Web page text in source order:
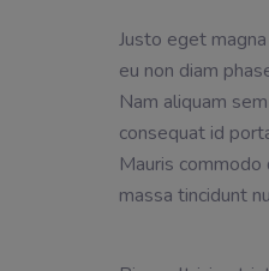
Justo eget
eu non diam
Nam aliquam
consequat id
Mauris
massa tincidunt